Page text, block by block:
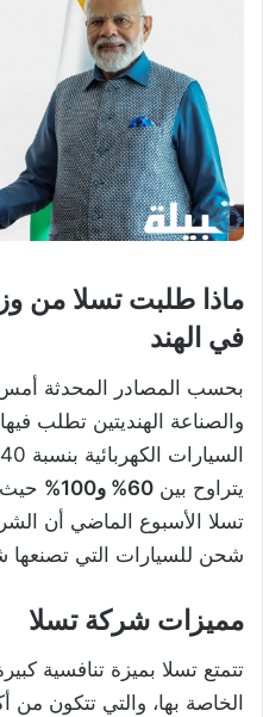
ماذا طلبت تسلا من
في الهند
بحسب المصادر المحدثة أمس
والصناعة الهنديتين تطلب
يتراوح بين 60% و100%
حيث
تسلا الأسبوع الماضي أن
شحن للسيارات التي
مميزات شركة تسلا
تتمتع تسلا بميزة تنافسية
الخاصة بها، والتي تتكون من